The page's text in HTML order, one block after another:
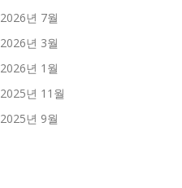
2026년 7월
2026년 3월
2026년 1월
2025년 11월
2025년 9월